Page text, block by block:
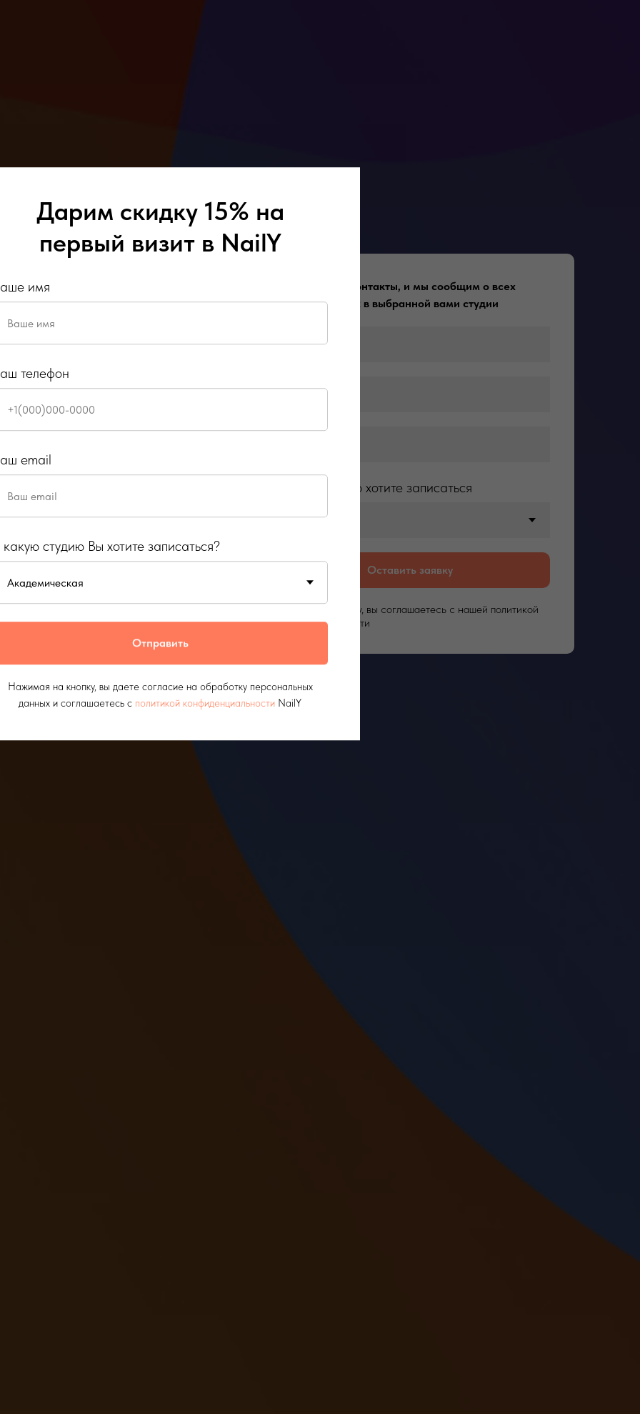
-15%
на
кодуHello*
ресницы, депиляция
метро
Оставьте свои контакты, и мы сообщим о всех
акциях и скидках в выбранной вами студии
В какую студию хотите записаться
Оставить заявку
Нажимая на кнопку, вы соглашаетесь c нашей политикой
конфиденциальности
Дарим скидку 15% на
первый визит в NailY
имя
телефон
email
какую студию Вы хотите записаться?
Отправить
Нажимая на кнопку, вы даете согласие на обработку персональных
данных и соглашаетесь c политикой конфиденциальности NailY